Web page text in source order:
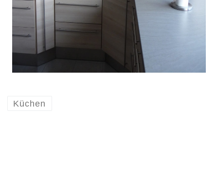
Küchen